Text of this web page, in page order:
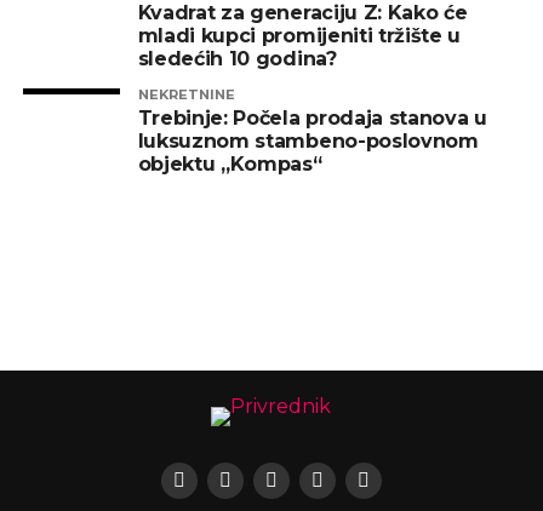
Kvadrat za generaciju Z: Kako će
mladi kupci promijeniti tržište u
sledećih 10 godina?
NEKRETNINE
Trebinje: Počela prodaja stanova u
luksuznom stambeno-poslovnom
objektu „Kompas“